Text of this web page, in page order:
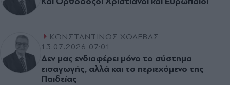
ΚΩΝΣΤΑΝΤΙΝΟΣ ΧΟΛΕΒΑΣ
13.07.2026 07:01
∆εν µας ενδιαφέρει µόνο το σύστηµα
εισαγωγής, αλλά και το περιεχόµενο της
Παιδείας